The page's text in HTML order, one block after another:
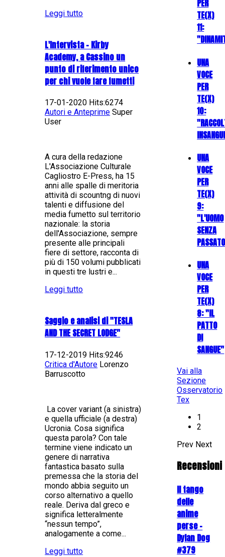
Leggi tutto
L'Intervista - Kirby
Academy, a Cassino un
punto di riferimento unico
per chi vuole fare fumetti
17-01-2020 Hits:6274
Autori e Anteprime Super
User
A cura della redazione
L'Associazione Culturale
Cagliostro E-Press, ha 15
anni alle spalle di meritoria
attività di scountng di nuovi
talenti e diffusione del
media fumetto sul territorio
nazionale: la storia
dell'Associazione, sempre
presente alle principali
fiere di settore, racconta di
più di 150 volumi pubblicati
in questi tre lustri e...
Leggi tutto
Saggio e analisi di "TESLA
AND THE SECRET LODGE"
17-12-2019 Hits:9246
Critica d'Autore Lorenzo
Barruscotto
La cover variant (a sinistra)
e quella ufficiale (a destra)
Ucronia. Cosa significa
questa parola? Con tale
termine viene indicato un
genere di narrativa
fantastica basato sulla
premessa che la storia del
mondo abbia seguito un
corso alternativo a quello
reale. Deriva dal greco e
significa letteralmente
“nessun tempo”,
analogamente a come...
Leggi tutto
PER
TE(X)
11:
UNA
VOCE
PER
TE(X)
10:
UNA
VOCE
PER
TE(X)
9:
"L'UOMO
SENZA
UNA
VOCE
PER
TE(X)
8: "IL
PATTO
DI
SANGUE"
Vai alla
Sezione
Osservatorio
Tex
1
2
Prev Next
Recensioni
Il tango
delle
anime
perse -
Dylan Dog
#379